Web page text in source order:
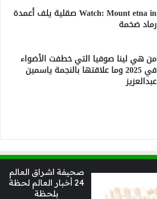
Watch: Mount etna in صقلية يلف أعمدة
رماد ضخمة
من هي لينا صوفيا التي خطفت الأضواء
في 2025 وما علاقتها بالنجمة ياسمين
عبدالعزيز
صحيفة اشراق العالم
24 أخبار العالم لحظة
بلحظة